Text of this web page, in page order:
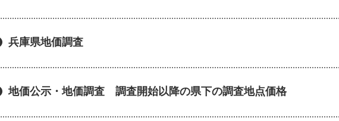
兵庫県地価調査
地価公示・地価調査 調査開始以降の県下の調査地点価格